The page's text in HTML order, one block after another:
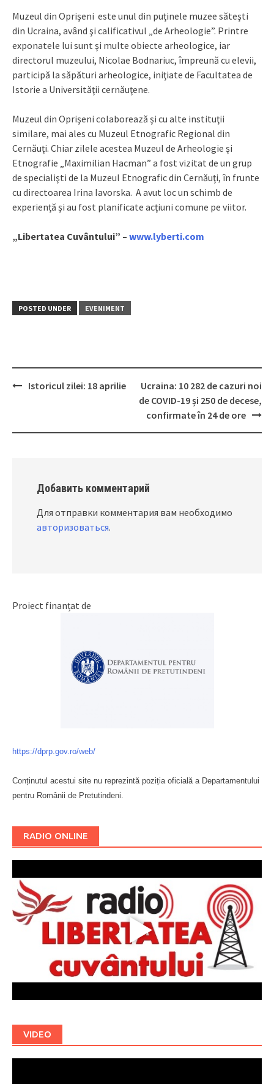
Muzeul din Oprişeni este unul din puţinele muzee săteşti
din Ucraina, având şi calificativul „de Arheologie”. Printre
exponatele lui sunt şi multe obiecte arheologice, iar
directorul muzeului, Nicolae Bodnariuc, împreună cu elevii,
participă la săpături arheologice, iniţiate de Facultatea de
Istorie a Universităţii cernăuţene.
Muzeul din Oprişeni colaborează şi cu alte instituţii
similare, mai ales cu Muzeul Etnografic Regional din
Cernăuţi. Chiar zilele acestea Muzeul de Arheologie şi
Etnografie „Maximilian Hacman” a fost vizitat de un grup
de specialişti de la Muzeul Etnografic din Cernăuţi, în frunte
cu directoarea Irina Iavorska. A avut loc un schimb de
experienţă şi au fost planificate acţiuni comune pe viitor.
„Libertatea Cuvântului” – www.lyberti.com
POSTED UNDER EVENIMENT
Istoricul zilei: 18 aprilie
Ucraina: 10 282 de cazuri noi
de COVID-19 și 250 de decese,
confirmate în 24 de ore
Добавить комментарий
Для отправки комментария вам необходимо
авторизоваться.
Proiect finanțat de
https://dprp.gov.ro/web/
Conținutul acestui site nu reprezintă poziția oficială a Departamentului
pentru Românii de Pretutindeni.
RADIO ONLINE
VIDEO